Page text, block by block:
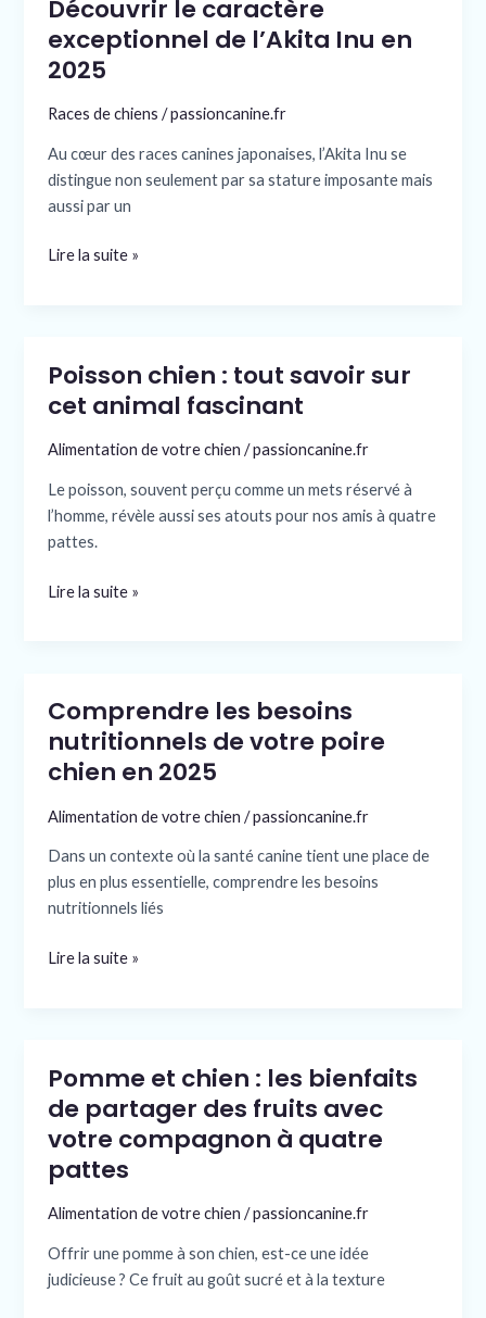
Découvrir le caractère
exceptionnel de l’Akita Inu en
2025
Races de chiens /passioncanine.fr
Au cœur des races canines japonaises, l’Akita Inu se
distingue non seulement par sa stature imposante mais
aussi par un
Découvrir
le
caractère
exceptionnel
de
Inu
en
2025
Lire la suite »
Poisson chien : tout savoir sur
cet animal fascinant
Alimentation de votre chien /passioncanine.fr
Le poisson, souvent perçu comme un mets réservé à
l’homme, révèle aussi ses atouts pour nos amis à quatre
pattes.
Poisson
chien
tout
sur
animal
Lire la suite »
Comprendre les besoins
nutritionnels de votre poire
chien en 2025
Alimentation de votre chien /passioncanine.fr
Dans un contexte où la santé canine tient une place de
plus en plus essentielle, comprendre les besoins
nutritionnels liés
Comprendre
les
besoins
nutritionnels
de
poire
chien
en
Lire la suite »
Pomme et chien : les bienfaits
de partager des fruits avec
votre compagnon à quatre
pattes
Alimentation de votre chien /passioncanine.fr
Offrir une pomme à son chien, est-ce une idée
judicieuse ? Ce fruit au goût sucré et à la texture
Pomme
et
chien
les
bienfaits
partager
des